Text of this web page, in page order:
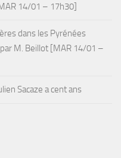
14/01 – 17h30]
dans les Pyrénées
M. Beillot [MAR 14/01 –
Sacaze a cent ans